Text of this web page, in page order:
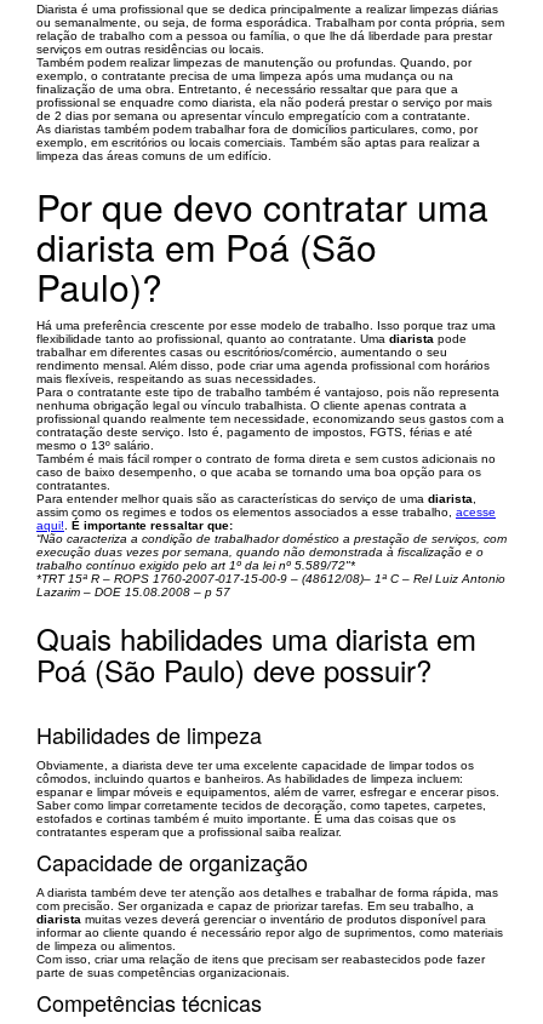
Diarista é uma profissional que se dedica principalmente a realizar limpezas diárias
ou semanalmente, ou seja, de forma esporádica. Trabalham por conta própria, sem
relação de trabalho com a pessoa ou família, o que lhe dá liberdade para prestar
serviços em outras residências ou locais.
Também podem realizar limpezas de manutenção ou profundas. Quando, por
exemplo, o contratante precisa de uma limpeza após uma mudança ou na
finalização de uma obra. Entretanto, é necessário ressaltar que para que a
profissional se enquadre como diarista, ela não poderá prestar o serviço por mais
de 2 dias por semana ou apresentar vínculo empregatício com a contratante.
As diaristas também podem trabalhar fora de domicílios particulares, como, por
exemplo, em escritórios ou locais comerciais. Também são aptas para realizar a
limpeza das áreas comuns de um edifício.
Por que devo contratar uma
diarista em Poá (São
Paulo)?
Há uma preferência crescente por esse modelo de trabalho. Isso porque traz uma
flexibilidade tanto ao profissional, quanto ao contratante. Uma diarista pode
trabalhar em diferentes casas ou escritórios/comércio, aumentando o seu
rendimento mensal. Além disso, pode criar uma agenda profissional com horários
mais flexíveis, respeitando as suas necessidades.
Para o contratante este tipo de trabalho também é vantajoso, pois não representa
nenhuma obrigação legal ou vínculo trabalhista. O cliente apenas contrata a
profissional quando realmente tem necessidade, economizando seus gastos com a
contratação deste serviço. Isto é, pagamento de impostos, FGTS, férias e até
mesmo o 13º salário.
Também é mais fácil romper o contrato de forma direta e sem custos adicionais no
caso de baixo desempenho, o que acaba se tornando uma boa opção para os
contratantes.
Para entender melhor quais são as características do serviço de uma diarista
assim como os regimes e todos os elementos associados a esse trabalho, acesse
aqui!
É importante ressaltar que:
“Não caracteriza a condição de trabalhador doméstico a prestação de serviços, com
execução duas vezes por semana, quando não demonstrada à fiscalização e o
trabalho contínuo exigido pelo art 1º da lei nº 5.589/72"*
*TRT 15ª R – ROPS 1760-2007-017-15-00-9 – (48612/08)– 1ª C – Rel Luiz Antonio
Lazarim – DOE 15.08.2008 – p 57
Quais habilidades uma diarista em
Poá (São Paulo) deve possuir?
Habilidades de limpeza
Obviamente, a diarista deve ter uma excelente capacidade de limpar todos os
cômodos, incluindo quartos e banheiros. As habilidades de limpeza incluem:
espanar e limpar móveis e equipamentos, além de varrer, esfregar e encerar pisos.
Saber como limpar corretamente tecidos de decoração, como tapetes, carpetes,
estofados e cortinas também é muito importante. É uma das coisas que os
contratantes esperam que a profissional saiba realizar.
Capacidade de organização
A diarista também deve ter atenção aos detalhes e trabalhar de forma rápida, mas
com precisão. Ser organizada e capaz de priorizar tarefas. Em seu trabalho, a
diarista muitas vezes deverá gerenciar o inventário de produtos disponível para
informar ao cliente quando é necessário repor algo de suprimentos, como materiais
de limpeza ou alimentos.
Com isso, criar uma relação de itens que precisam ser reabastecidos pode fazer
parte de suas competências organizacionais.
Competências técnicas